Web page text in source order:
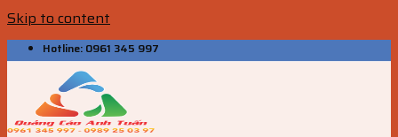
Skip to content
Hotline: 0961 345 997